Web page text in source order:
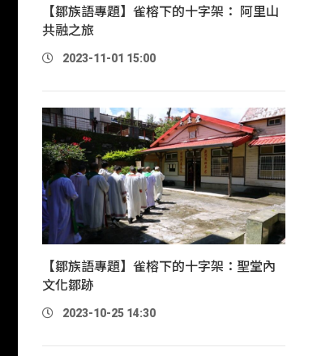
【鄒族語專題】雀榕下的十字架： 阿里山
共融之旅
2023-11-01 15:00
【鄒族語專題】雀榕下的十字架：聖堂內
文化鄒跡
2023-10-25 14:30